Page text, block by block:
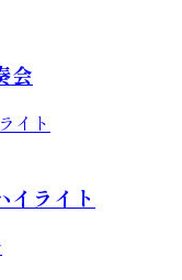
会
イライト